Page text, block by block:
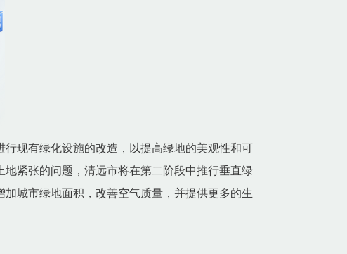
现有绿化设施的改造，以提高绿地的美观性和可
紧张的问题，清远市将在第二阶段中推行垂直绿
城市绿地面积，改善空气质量，并提供更多的生